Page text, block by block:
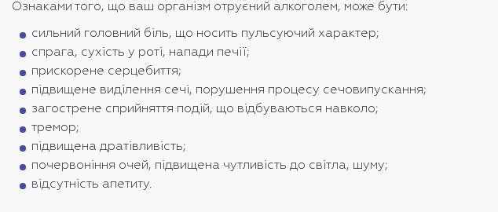
Ознаками того, що ваш організм отруєний алкоголем, може бути:
сильний головний біль, що носить пульсуючий характер;
спрага, сухість у роті, напади печії;
прискорене серцебиття;
підвищене виділення сечі, порушення процесу сечовипускання;
загострене сприйняття подій, що відбуваються навколо;
тремор;
підвищена дратівливість;
почервоніння очей, підвищена чутливість до світла, шуму;
відсутність апетиту.